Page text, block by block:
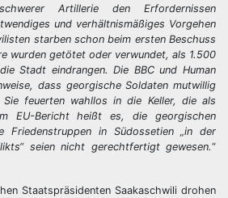
Artillerie den Erfordernissen
und verhältnismäßiges Vorgehen
starben schon beim ersten Beschuss
wurden getötet oder verwundet, als 1.500
Stadt eindrangen. Die BBC und Human
dass georgische Soldaten mutwillig
feuerten wahllos in die Keller, die als
EU-Bericht heißt es, die georgischen
Friedenstruppen in Südossetien „in der
seien nicht gerechtfertigt gewesen.“
Staatspräsidenten Saakaschwili drohen